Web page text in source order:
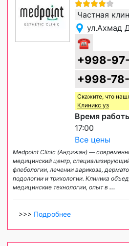
Частная
ул.Ахмад
☎
+998-
+998-
Скажите, что
Клиникс уз
Время
17:00
Все цены
Medpoint Clinic (Андижан) —
медицинский центр,
флебологии, лечении варикоза,
подологии и трихологии. Клиника
медицинские технологии, опыт в ...
>>> Подробнее